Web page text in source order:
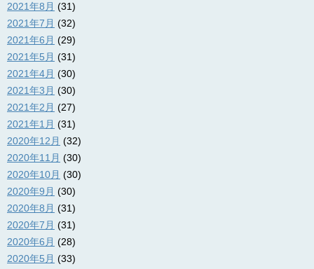
2021年8月 (31)
2021年7月 (32)
2021年6月 (29)
2021年5月 (31)
2021年4月 (30)
2021年3月 (30)
2021年2月 (27)
2021年1月 (31)
2020年12月 (32)
2020年11月 (30)
2020年10月 (30)
2020年9月 (30)
2020年8月 (31)
2020年7月 (31)
2020年6月 (28)
2020年5月 (33)